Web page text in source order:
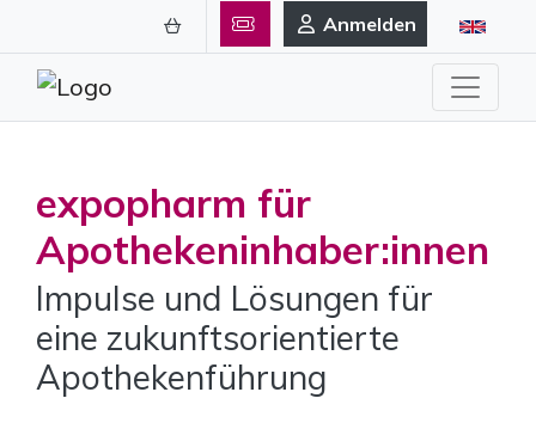
Anmelden
expopharm für
Apothekeninhaber:innen
Impulse und Lösungen für
eine zukunftsorientierte
Apothekenführung